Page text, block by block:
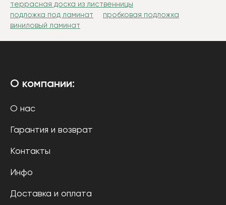
террасная доска из лиственницы
подложка под ламинат
пробковая подложка
виниловый ламинат
О компании:
О нас
Гарантия и возврат
Контакты
Инфо
Доставка и оплата